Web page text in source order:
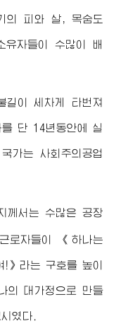
의 피와 살, 목숨도
유자들이 수많이 배
길이 세차게 타번져
단 14년동안에 실
가는 사회주의공업
께서는 수많은 공장
로자들이 《하나는
》라는 구호를 높이
의 대가정으로 만들
였다.